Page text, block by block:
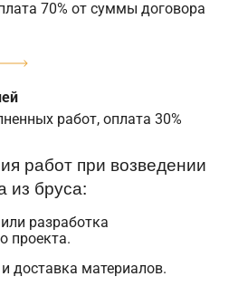
70% от суммы договора
работ, оплата 30%
работ при возведении
из бруса:
разработка
проекта.
доставка материалов.